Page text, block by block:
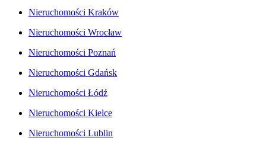
Nieruchomości Kraków
Nieruchomości Wrocław
Nieruchomości Poznań
Nieruchomości Gdańsk
Nieruchomości Łódź
Nieruchomości Kielce
Nieruchomości Lublin